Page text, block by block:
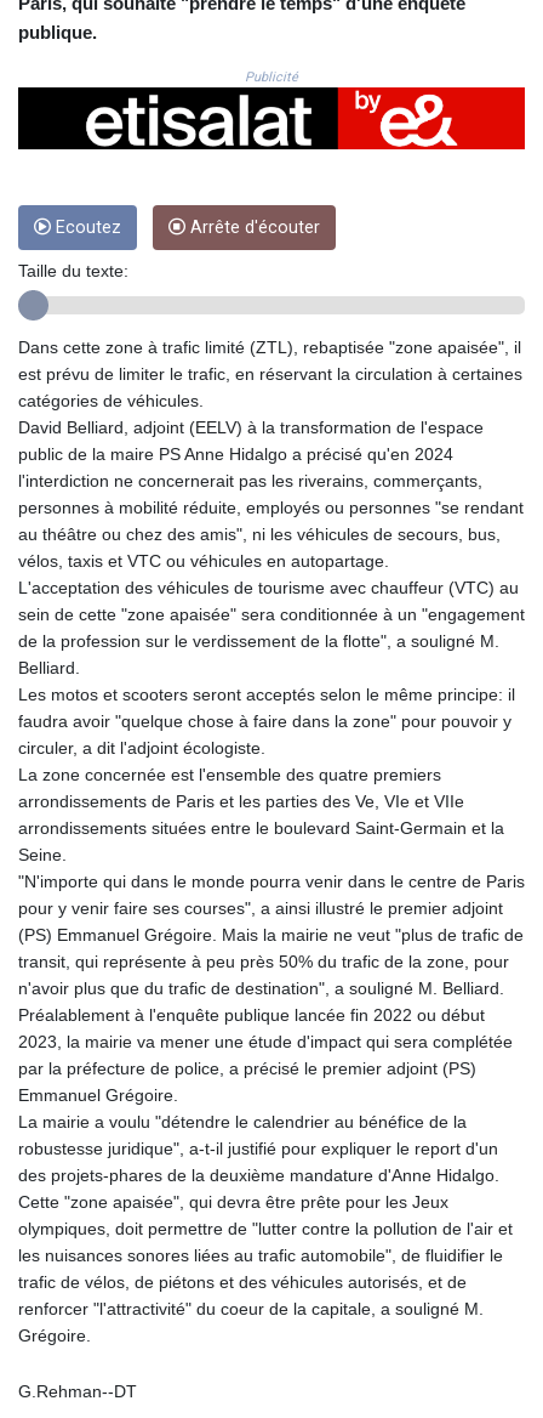
DZD 153.688915
ETB 186.583498
FJD 2.553413
FKP 0.859298
GGP 0.859298
GHS 13.596763
GMD 84.981404
GTQ 8.820244
GYD 241.852202
HNL 30.984681
HRK 7.533703
HTG 151.152612
HUF 363.337748
IDR 20582.920659
ILS 3.468274
IMP 0.859298
INR 110.065674
IQD 1514.334158
1590340.758301
ISK 142.611425
JEP 0.859298
JMD 183.585438
JOD 0.819755
JPY 182.105612
KGS 101.105674
KHR 4685.298214
KMF 492.519879
KRW 1629.419037
KWD 0.356776
KYD 0.963357
KZT 541.790653
LAK 26108.739178
103533.143415
LKR 387.749774
LRD 209.899292
LSL 18.780552
LTL 3.413808
LVL 0.699343
LYD 7.358934
MAD 10.774363
publique.
Publicité
Ecoutez Arrête d'écouter
Taille du texte:
Dans cette zone à trafic limité (ZTL), rebaptisée "zone apaisée", il
est prévu de limiter le trafic, en réservant la circulation à certaines
catégories de véhicules.
David Belliard, adjoint (EELV) à la transformation de l'espace
public de la maire PS Anne Hidalgo a précisé qu'en 2024
l'interdiction ne concernerait pas les riverains, commerçants,
personnes à mobilité réduite, employés ou personnes "se rendant
au théâtre ou chez des amis", ni les véhicules de secours, bus,
vélos, taxis et VTC ou véhicules en autopartage.
L'acceptation des véhicules de tourisme avec chauffeur (VTC) au
sein de cette "zone apaisée" sera conditionnée à un "engagement
de la profession sur le verdissement de la flotte", a souligné M.
Belliard.
Les motos et scooters seront acceptés selon le même principe: il
faudra avoir "quelque chose à faire dans la zone" pour pouvoir y
circuler, a dit l'adjoint écologiste.
La zone concernée est l'ensemble des quatre premiers
arrondissements de Paris et les parties des Ve, VIe et VIIe
arrondissements situées entre le boulevard Saint-Germain et la
Seine.
"N'importe qui dans le monde pourra venir dans le centre de Paris
pour y venir faire ses courses", a ainsi illustré le premier adjoint
(PS) Emmanuel Grégoire. Mais la mairie ne veut "plus de trafic de
transit, qui représente à peu près 50% du trafic de la zone, pour
n'avoir plus que du trafic de destination", a souligné M. Belliard.
Préalablement à l'enquête publique lancée fin 2022 ou début
2023, la mairie va mener une étude d'impact qui sera complétée
par la préfecture de police, a précisé le premier adjoint (PS)
Emmanuel Grégoire.
La mairie a voulu "détendre le calendrier au bénéfice de la
robustesse juridique", a-t-il justifié pour expliquer le report d'un
des projets-phares de la deuxième mandature d'Anne Hidalgo.
Cette "zone apaisée", qui devra être prête pour les Jeux
olympiques, doit permettre de "lutter contre la pollution de l'air et
les nuisances sonores liées au trafic automobile", de fluidifier le
trafic de vélos, de piétons et des véhicules autorisés, et de
renforcer "l'attractivité" du coeur de la capitale, a souligné M.
Grégoire.
G.Rehman--DT